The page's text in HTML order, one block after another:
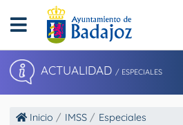
ACTUALIDAD / ESPECIALES
Inicio IMSS Especiales